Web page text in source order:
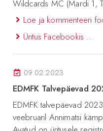
Wildcards MC (Mardi 1,
Loe ja kommenteeri
Üritus Facebookis ...
09.02.2023
EDMFK Talvepäevad
EDMFK talvepäevad
veebruaril Annimatsi